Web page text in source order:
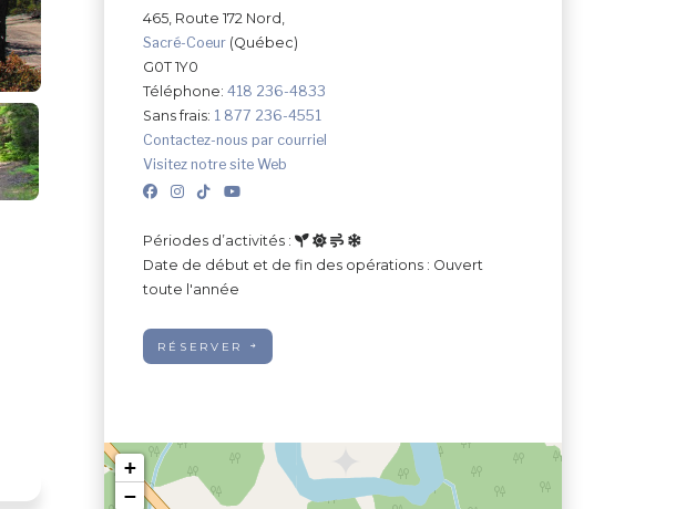
465, Route 172 Nord,
Sacré-Coeur (Québec)
G0T 1Y0
Téléphone: 418 236-4833
Sans frais: 1 877 236-4551
Contactez-nous par courriel
Visitez notre site Web
Périodes d’activités :
Date de début et de fin des opérations : Ouvert
toute l'année
RÉSERVER
+
−